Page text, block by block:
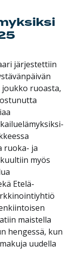
järjestettiin
ruoasta,
ruoka- ja
myös
Etelä-
maistella
hengessä, kun
uudella